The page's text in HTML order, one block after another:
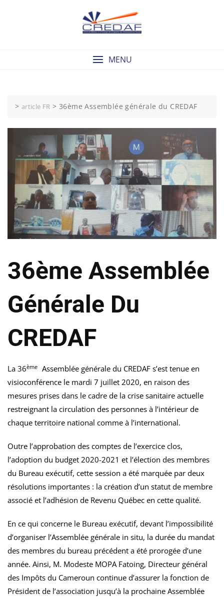
MENU
> article FR >36ème Assemblée générale du CREDAF
36ème Assemblée
Générale Du
CREDAF
La 36ème Assemblée générale du CREDAF s’est tenue en
visioconférence le mardi 7 juillet 2020, en raison des
mesures prises dans le cadre de la crise sanitaire actuelle
restreignant la circulation des personnes à l’intérieur de
chaque territoire national comme à l’international.
Outre l’approbation des comptes de l’exercice clos,
l’adoption du budget 2020-2021 et l’élection des membres
du Bureau exécutif, cette session a été marquée par deux
résolutions importantes : la création d’un statut de membre
associé et l’adhésion de Revenu Québec en cette qualité.
En ce qui concerne le Bureau exécutif, devant l’impossibilité
d’organiser l’Assemblée générale in situ, la durée du mandat
des membres du bureau précédent a été prorogée d’une
année. Ainsi, M. Modeste MOPA Fatoing, Directeur général
des Impôts du Cameroun continue d’assurer la fonction de
Président de l’association jusqu’à la prochaine Assemblée